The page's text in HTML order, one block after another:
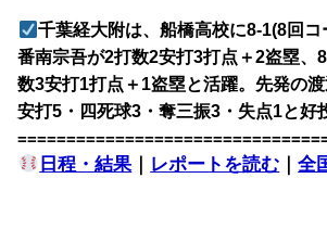
千葉経大附は、船橋高校に8-1(8回
番南宗吾が2打数2安打3打点＋2盗塁、
数3安打1打点＋1盗塁と活躍。先発の
安打5・四死球3・奪三振3・失点1と好
日程・結果｜ レポートを読む ｜全